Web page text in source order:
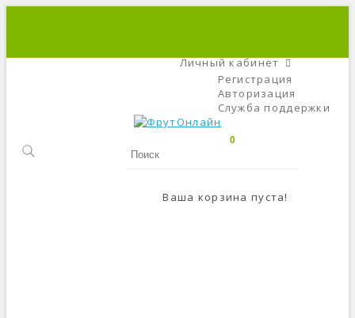
Личный кабинет
Регистрация
Авторизация
Служба поддержки
0
Ваша корзина пуста!